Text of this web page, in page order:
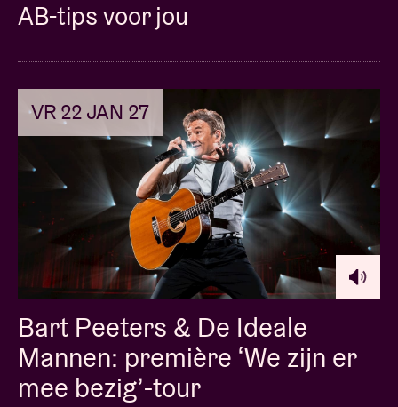
AB-tips voor jou
VR 22 JAN 27
Bart Peeters & De Ideale
Mannen: première ‘We zijn er
mee bezig’-tour